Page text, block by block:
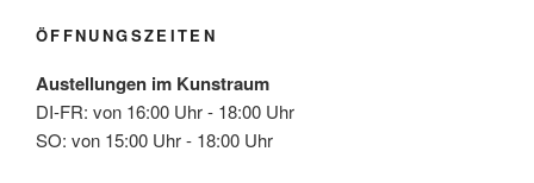
ÖFFNUNGSZEITEN
Austellungen im Kunstraum
DI-FR: von 16:00 Uhr - 18:00 Uhr
SO: von 15:00 Uhr - 18:00 Uhr